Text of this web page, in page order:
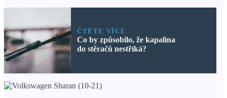
ČTĚTE VÍCE
Co by způsobilo, že kapalina
do stěračů nestříká?